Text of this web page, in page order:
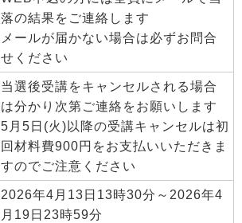
落の結果をご連絡します
メールが届かない場合は必ずお問合
せください
当選後受講をキャンセルされる場合
は分かり次第ご連絡をお願いします
5月5日(火)以降の受講キャンセルは初
回材料費900円をお支払いいただきま
すのでご注意ください
2026年4月13日13時30分～2026年4
月19日23時59分